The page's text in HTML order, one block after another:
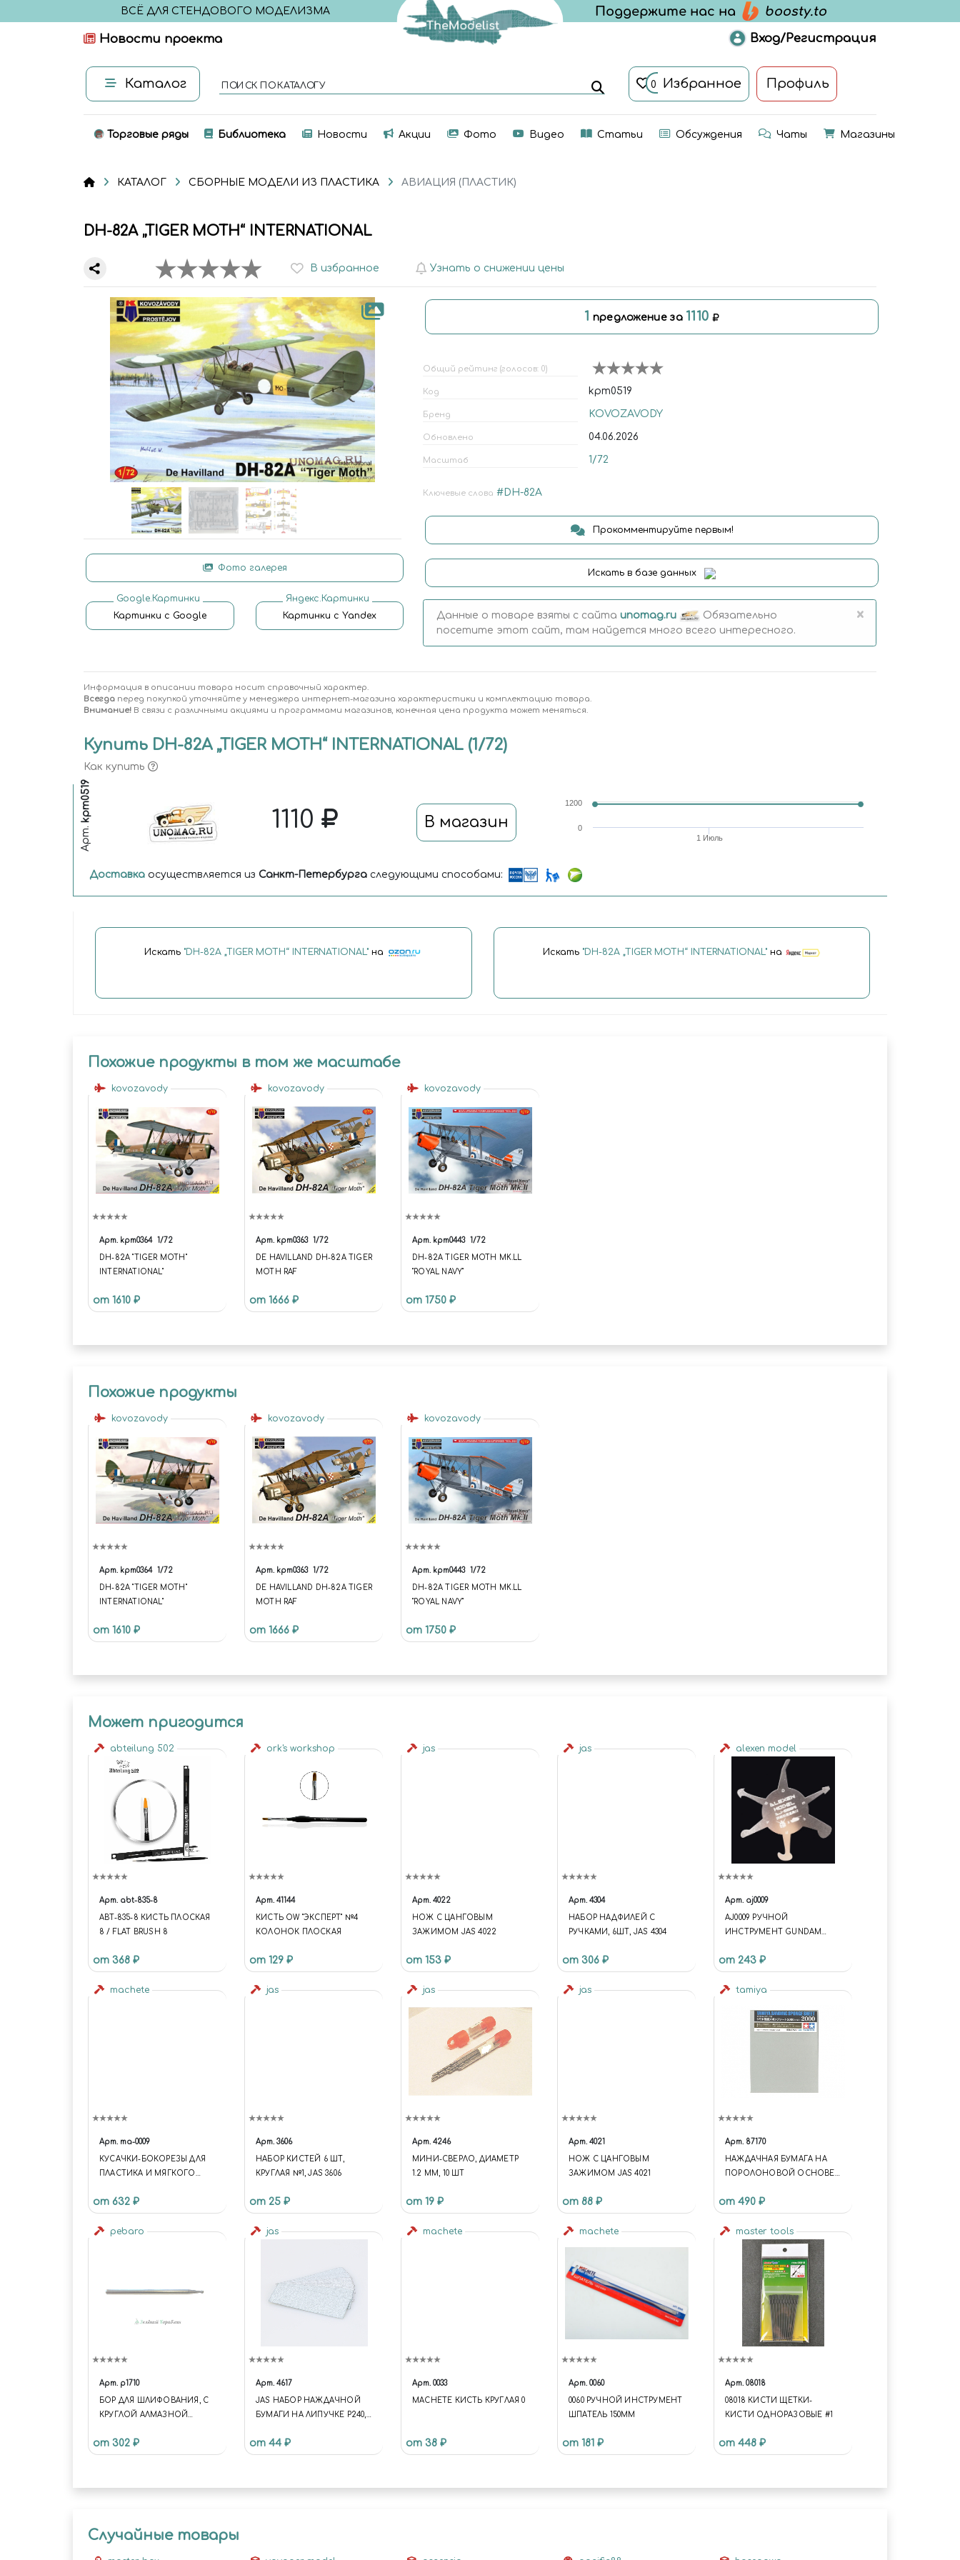
ВСЁ ДЛЯ СТЕНДОВОГО МОДЕЛИЗМА
Новости проекта Вход/Регистрация
Каталог ПОИСК ПО КАТАЛОГУ 0 Избранное Профиль
Торговые ряды Библиотека Новости Акции Фото Видео Статьи Обсуждения Чаты Магазины
КАТАЛОГ СБОРНЫЕ МОДЕЛИ ИЗ ПЛАСТИКА АВИАЦИЯ (ПЛАСТИК)
DH-82A „TIGER MOTH“ INTERNATIONAL
В избранное Узнать о снижении цены
Фото галерея
Google.Картинки
Картинки с Google
Яндекс.Картинки
Картинки с Yandex
1 предложение за 1110
Общий рейтинг (голосов: 0)
Код kpm0519
Бренд KOVOZAVODY
Обновлено 04.06.2026
Масштаб 1/72
Ключевые слова #DH-82A
Прокомментируйте первым!
Искать в базе данных
Данные о товаре взяты с сайта unomag.ru
Обязательно
посетите этот сайт, там найдется много всего интересного.
×
Информация в описании товара носит справочный характер.
Всегда перед покупкой уточняйте у менеджера интернет-магазина характеристики и комплектацию товара.
Внимание! В связи с различными акциями и программами магазинов, конечная цена продукта может меняться.
Купить DH-82A „TIGER MOTH“ INTERNATIONAL (1/72)
Как купить
Арт.
kpm0519 1110 В магазин
1 Июль
0
1200
Доставка осуществляется из Санкт-Петербурга следующими способами:
Искать "DH-82A „TIGER MOTH“ INTERNATIONAL" на Искать "DH-82A „TIGER MOTH“ INTERNATIONAL"на
Похожие продукты в том же масштабе
kovozavody
Арт. kpm0364 1/72
DH-82A "TIGER MOTH"
INTERNATIONAL"
от 1610 ₽
kovozavody
Арт. kpm0363 1/72
DE HAVILLAND DH-82A TIGER
MOTH RAF
от 1666 ₽
kovozavody
Арт. kpm0443 1/72
DH-82A TIGER MOTH MK.LL
"ROYAL NAVY"
от 1750 ₽
Похожие продукты
kovozavody
Арт. kpm0364 1/72
DH-82A "TIGER MOTH"
INTERNATIONAL"
от 1610 ₽
kovozavody
Арт. kpm0363 1/72
DE HAVILLAND DH-82A TIGER
MOTH RAF
от 1666 ₽
kovozavody
Арт. kpm0443 1/72
DH-82A TIGER MOTH MK.LL
"ROYAL NAVY"
от 1750 ₽
Может пригодится
abteilung 502
Арт. abt-835-8
ABT-835-8 КИСТЬ ПЛОСКАЯ
8 / FLAT BRUSH 8
от 368 ₽
ork's workshop
Арт. 41144
КИСТЬ OW "ЭКСПЕРТ" №4
КОЛОНОК ПЛОСКАЯ
от 129 ₽
jas
Арт. 4022
НОЖ С ЦАНГОВЫМ
ЗАЖИМОМ JAS 4022
от 153 ₽
jas
Арт. 4304
НАБОР НАДФИЛЕЙ С
РУЧКАМИ, 6ШТ, JAS 4304
от 306 ₽
alexen model
Арт. aj0009
AJ0009 РУЧНОЙ
ИНСТРУМЕНТ GUNDAM
SCRAPER 2
от 243 ₽
machete
Арт. ma-0009
КУСАЧКИ-БОКОРЕЗЫ ДЛЯ
ПЛАСТИКА И МЯГКОГО
от 632 ₽
jas
Арт. 3606
НАБОР КИСТЕЙ 6 ШТ,
КРУГЛАЯ №1, JAS 3606
от 25 ₽
jas
Арт. 4246
МИНИ-СВЕРЛО, ДИАМЕТР
1.2 ММ, 10 ШТ
от 19 ₽
jas
Арт. 4021
НОЖ С ЦАНГОВЫМ
ЗАЖИМОМ JAS 4021
от 88 ₽
tamiya
Арт. 87170
НАЖДАЧНАЯ БУМАГА НА
ПОРОЛОНОВОЙ ОСНОВЕ
от 490 ₽
pebaro
Арт. p1710
БОР ДЛЯ ШЛИФОВАНИЯ, С
КРУГЛОЙ АЛМАЗНОЙ
от 302 ₽
jas
Арт. 4617
JAS НАБОР НАЖДАЧНОЙ
БУМАГИ НА ЛИПУЧКЕ P240,
от 44 ₽
machete
Арт. 0033
MACHETE КИСТЬ КРУГЛАЯ 0
от 38 ₽
machete
Арт. 0060
0060 РУЧНОЙ ИНСТРУМЕНТ
ШПАТЕЛЬ 150ММ
от 181 ₽
master tools
Арт. 08018
08018 КИСТИ ЩЕТКИ-
КИСТИ ОДНОРАЗОВЫЕ #1
от 448 ₽
Случайные товары